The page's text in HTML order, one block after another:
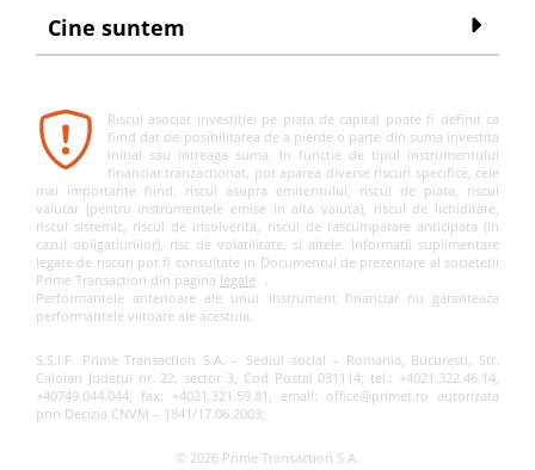
Cine suntem
Riscul asociat investitiei pe piata de capital poate fi definit ca
fiind dat de posibilitatea de a pierde o parte din suma investita
initial sau intreaga suma. In functie de tipul instrumentului
financiar tranzactionat, pot aparea diverse riscuri specifice, cele
mai importante fiind: riscul asupra emitentului, riscul de piata, riscul
valutar (pentru instrumentele emise in alta valuta), riscul de lichiditate,
riscul sistemic, riscul de insolventa, riscul de rascumparare anticipata (in
cazul obligatiunilor), risc de volatilitate, si altele. Informatii suplimentare
legate de riscuri pot fi consultate in Documentul de prezentare al societetii
Prime Transaction din pagina legale
.
Performantele anterioare ale unui instrument financiar nu garanteaza
performantele viitoare ale acestuia.
S.S.I.F. Prime Transaction S.A. – Sediul social – Romania, Bucuresti, Str.
Caloian Judetul nr. 22, sector 3, Cod Postal 031114; tel.: +4021.322.46.14,
+40749.044.044, fax: +4021.321.59.81, email: office@primet.ro autorizata
prin Decizia CNVM – 1841/17.06.2003;
© 2026 Prime Transaction S.A.